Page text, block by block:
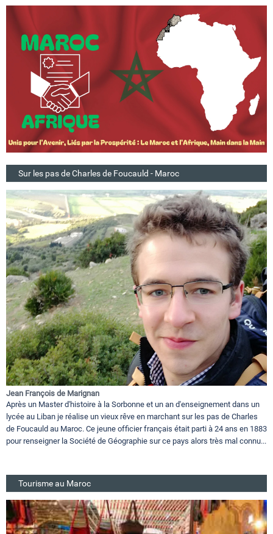
Sur les pas de Charles de Foucauld - Maroc
Jean François de Marignan
Après un Master d'histoire à la Sorbonne et un an d'enseignement dans un
lycée au Liban je réalise un vieux rêve en marchant sur les pas de Charles
de Foucauld au Maroc. Ce jeune officier français était parti à 24 ans en 1883
pour renseigner la Société de Géographie sur ce pays alors très mal connu...
Tourisme au Maroc